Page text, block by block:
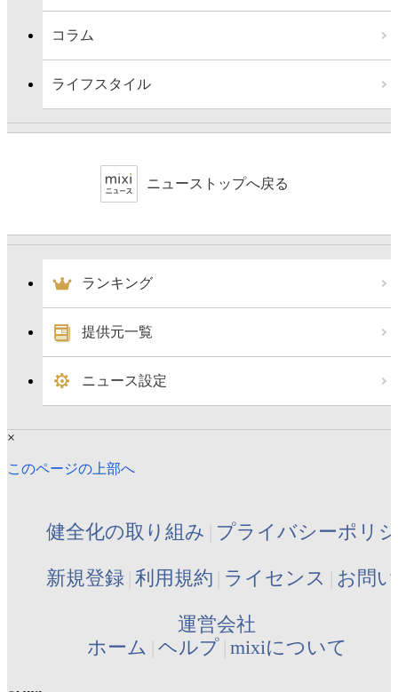
コラム
ライフスタイル
ニューストップへ戻る
ランキング
提供元一覧
ニュース設定
×
このページの上部へ
健全化の取り組み プライバシーポリ
新規登録 利用規約 ライセンス お問
運営会社
ホーム ヘルプ mixiについて